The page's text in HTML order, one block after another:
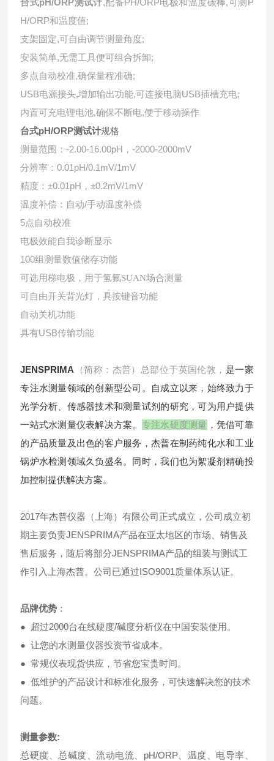
台式pH/ORP测试计,配备PH/ORP电极和温度碳棒,可测P
H/ORP和温度值;
支架固定,可自由调节测量角度;
安装简单,无需工具便可组合拆卸;
多点自动校准,确保量程准确;
USB电源接头,增加输出功能,可连接电脑USB插槽充电;
内置可充电锂电池,确保不断电,便于移动操作
台式pH/ORP测试计规格
测量范围：-2.00-16.00pH，-2000-2000mV
分辨率：0.01pH/0.1mV/1mV
精度：±0.01pH，±0.2mV/1mV
温度补偿：自动/手动温度补偿
5点自动校准
电极效能自我诊断显示
100组测量数值储存功能
可选用梯电极，用于氢氟SUAN场合测量
可自由开关背光灯，具按键音功能
自动关机功能
具有USB传输功能
JENSPRIMA （简称：杰普）总部位于英国伦敦， 是一家
专注水测量领域的创新型公司。自成立以来，始终致力于
光学分析、传感器技术和测量试剂的研究，可为用户提供
一站式水测量仪表解决方案。 专注水硬度测量 ，凭借可靠
的产品质量及出色的客户服务，杰普在制药纯化水和工业
锅炉水检测领域久负盛名。同时，我们也为絮凝剂精确投
加控制提供解决方案。
2017年杰普仪器（上海）有限公司正式成立，公司成立初
期主要负责JENSPRIMA产品在亚太地区的市场、销售及
售后服务，随后将部分JENSPRIMA产品的组装与测试工
作引入上海杰普。公司已通过ISO9001质量体系认证。
品牌优势 ：
● 超过2000台在线硬度/碱度分析仪在中国安装使用。
● 让您的水测量仪器投资节省成本。
● 常规仪表现货供应，节省您宝贵时间。
● 低维护的产品设计和标准化服务，可快速解决您的技术
问题。
测量参数:
总硬度、总碱度、流动电流、pH/ORP、温度、电导率、